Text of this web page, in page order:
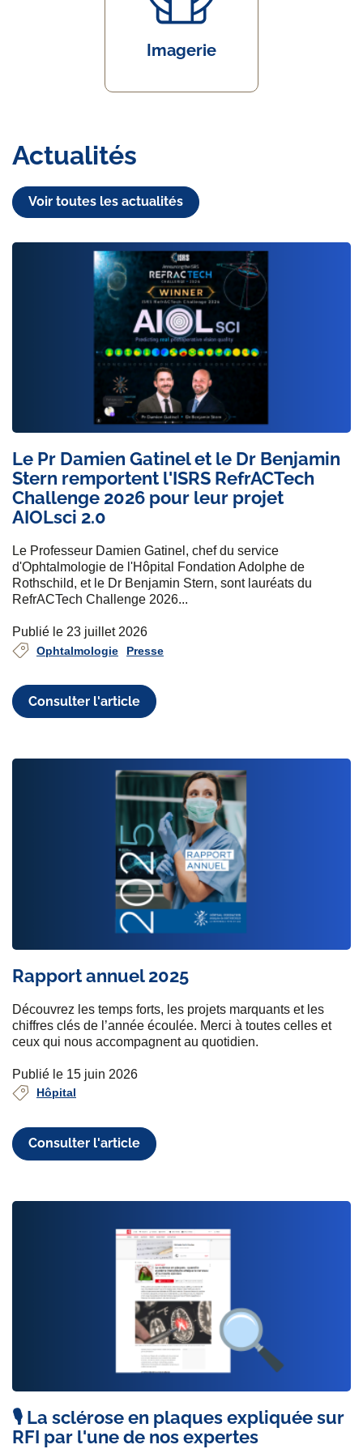
Imagerie
Actualités
Voir toutes les actualités
Le Pr Damien Gatinel et le Dr Benjamin
Stern remportent l'ISRS RefrACTech
Challenge 2026 pour leur projet
AIOLsci 2.0
Le Professeur Damien Gatinel, chef du service
d'Ophtalmologie de l'Hôpital Fondation Adolphe de
Rothschild, et le Dr Benjamin Stern, sont lauréats du
RefrACTech Challenge 2026...
Publié le 23 juillet 2026
Ophtalmologie Presse
Consulter l'article
Rapport annuel 2025
Découvrez les temps forts, les projets marquants et les
chiffres clés de l’année écoulée. Merci à toutes celles et
ceux qui nous accompagnent au quotidien.
Publié le 15 juin 2026
Hôpital
Consulter l'article
🎙️ La sclérose en plaques expliquée sur
RFI par l'une de nos expertes